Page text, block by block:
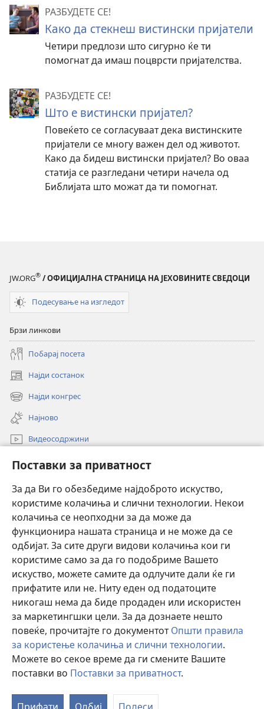
Поставки за приватност
За да Ви го обезбедиме најдоброто искуство,
користиме колачиња и слични технологии. Некои
колачиња се неопходни за да може да
функционира нашата страница и не може да се
одбијат. За сите други видови колачиња кои ги
користиме само за да го подобриме Вашето
искуство, можете самите да одлучите дали ќе ги
прифатите или не. Ниту еден од податоците
никогаш нема да биде продаден или искористен
за маркетингшки цели. За да дознаете нешто
повеќе, прочитајте го документотОпшти правила
за користење колачиња и слични технологии.
Можете во секое време да ги смените Вашите
поставки во Поставки за приватност.
РАЗБУДЕТЕ СЕ!
Како да стекнеш вистински пријатели
Четири предлози што сигурно ќе ти
помогнат да имаш поцврсти пријателства.
РАЗБУДЕТЕ СЕ!
Што е вистински пријател?
Повеќето се согласуваат дека вистинските
пријатели се многу важен дел од животот.
Како да бидеш вистински пријател? Во оваа
статија се разгледани четири начела од
Библијата што можат да ти помогнат.
JW.ORG® / ОФИЦИЈАЛНА СТРАНИЦА НА ЈЕХОВИНИТЕ СВЕДОЦИ
Подесување на изгледот
Брзи линкови
Побарај посета
Најди состанок
(opens
new
window)
Најди конгрес
(opens
new
window)
Најново
Видеосодржини
(opens
new
window)ОНЛАЈН БИБЛИОТЕКА Watchtower™
(opens
new
window)JW Hub
(opens
new
window)Watchtower Library
Copyright© 2026 Watch Tower Bible and Tract Society of Pennsylvania.
УСЛОВИ ЗА КОРИСТЕЊЕ | ПРИВАТНОСТ|
ПРИВАТНОСТ